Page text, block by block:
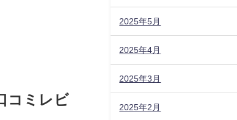
コミレビ
2025年5月
2025年4月
2025年3月
2025年2月